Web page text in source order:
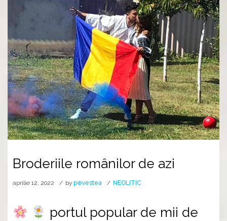
Broderiile românilor de azi
aprilie 12, 2022 by p⊕vestea NEOLITIC
portul popular de mii de